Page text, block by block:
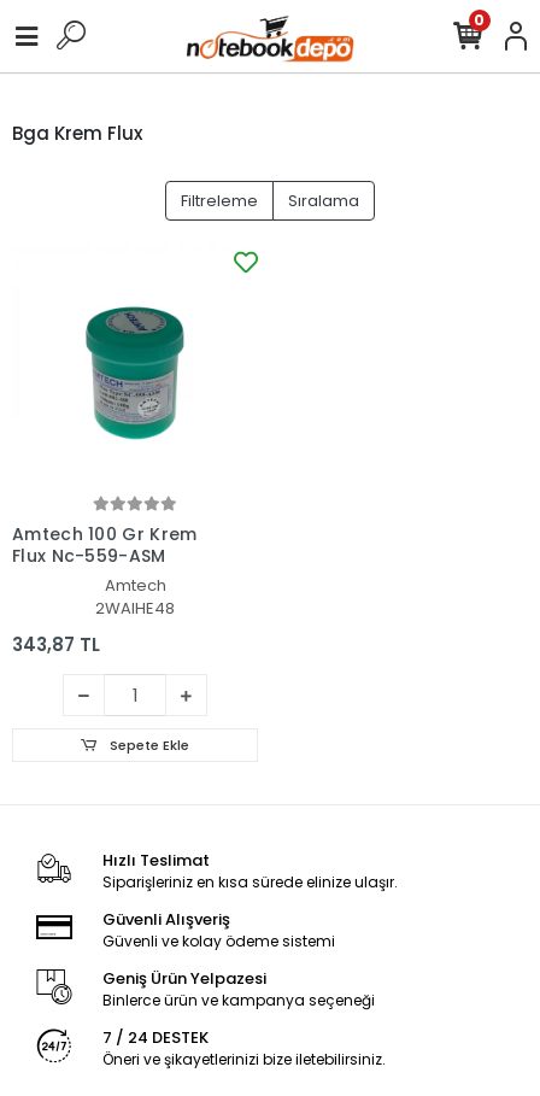
0
Bga Krem Flux
Filtreleme Sıralama
Amtech 100 Gr Krem
Flux Nc-559-ASM
Amtech
2WAIHE48
343,87 TL
Sepete Ekle
Hızlı Teslimat
Siparişleriniz en kısa sürede elinize ulaşır.
Güvenli Alışveriş
Güvenli ve kolay ödeme sistemi
Geniş Ürün Yelpazesi
Binlerce ürün ve kampanya seçeneği
7 / 24 DESTEK
Öneri ve şikayetlerinizi bize iletebilirsiniz.